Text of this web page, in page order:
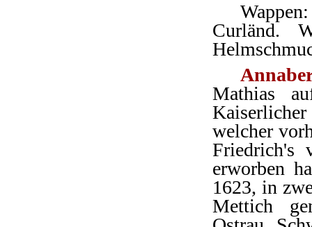
Curländ.
Mathias
welcher
Friedrich's
erworben
1623, in
Mettich